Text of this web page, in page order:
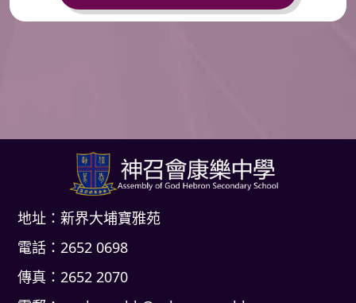
地址：新界大埔寶雅苑
電話：2652 0698
傳真：2652 2070